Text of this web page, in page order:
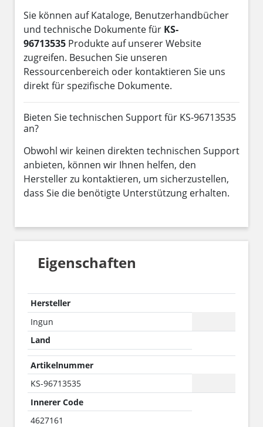
Sie können auf Kataloge, Benutzerhandbücher
und technische Dokumente für KS-
96713535 Produkte auf unserer Website
zugreifen. Besuchen Sie unseren
Ressourcenbereich oder kontaktieren Sie uns
direkt für spezifische Dokumente.
Bieten Sie technischen Support für KS-96713535
an?
Obwohl wir keinen direkten technischen Support
anbieten, können wir Ihnen helfen, den
Hersteller zu kontaktieren, um sicherzustellen,
dass Sie die benötigte Unterstützung erhalten.
Eigenschaften
Hersteller
Ingun
Land
Artikelnummer
KS-96713535
Innerer Code
4627161